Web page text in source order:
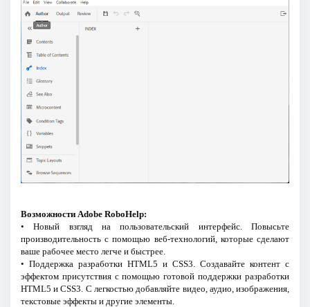
Возможности Adobe RoboHelp:
• Новый взгляд на пользовательский интерфейс. Повысьте
производительность с помощью веб-технологий, которые сделают
ваше рабочее место легче и быстрее.
• Поддержка разработки HTML5 и CSS3. Создавайте контент с
эффектом присутствия с помощью готовой поддержки разработки
HTML5 и CSS3. С легкостью добавляйте видео, аудио, изображения,
текстовые эффекты и другие элементы.